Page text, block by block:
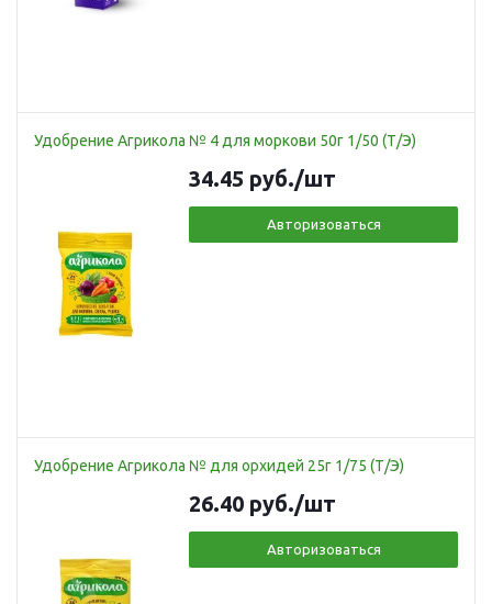
Удобрение Агрикола № 4 для моркови 50г 1/50 (Т/Э)
34.45 руб./шт
Авторизоваться
Удобрение Агрикола № для орхидей 25г 1/75 (Т/Э)
26.40 руб./шт
Авторизоваться